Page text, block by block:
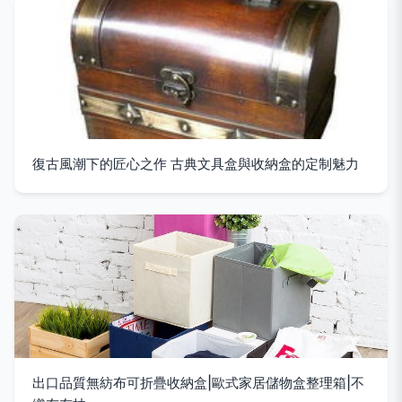
復古風潮下的匠心之作 古典文具盒與收納盒的定制魅力
出口品質無紡布可折疊收納盒|歐式家居儲物盒整理箱|不